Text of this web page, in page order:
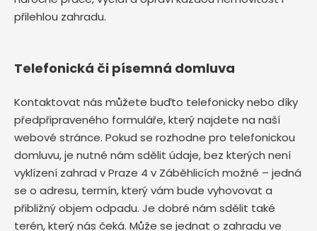
přilehlou zahradu.
Telefonická či písemná domluva
Kontaktovat nás můžete buďto telefonicky nebo díky
předpřipraveného formuláře, který najdete na naší
webové stránce. Pokud se rozhodne pro telefonickou
domluvu, je nutné nám sdělit údaje, bez kterých není
vyklízení zahrad v Praze 4 v Záběhlicích možné – jedná
se o adresu, termín, který vám bude vyhovovat a
přibližný objem odpadu. Je dobré nám sdělit také
terén, který nás čeká. Může se jednat o zahradu ve